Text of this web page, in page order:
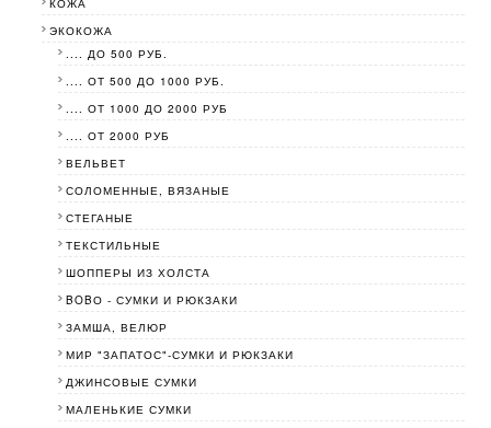
КОЖА
ЭКОКОЖА
.... ДО 500 РУБ.
.... ОТ 500 ДО 1000 РУБ.
.... ОТ 1000 ДО 2000 РУБ
.... ОТ 2000 РУБ
ВЕЛЬВЕТ
СОЛОМЕННЫЕ, ВЯЗАНЫЕ
СТЕГАНЫЕ
ТЕКСТИЛЬНЫЕ
ШОППЕРЫ ИЗ ХОЛСТА
BOBО - СУМКИ И РЮКЗАКИ
ЗАМША, ВЕЛЮР
МИР "ЗАПАТОС"-СУМКИ И РЮКЗАКИ
ДЖИНСОВЫЕ СУМКИ
МАЛЕНЬКИЕ СУМКИ